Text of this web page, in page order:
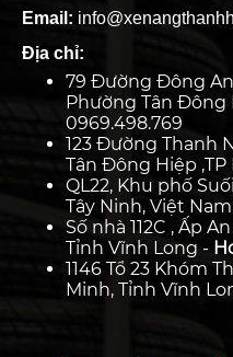
Email:
Địa chỉ:
79 Đường Đông
Phường Tân Đông
0969.498.769
123 Đường Thanh
Tân Đông Hiệp ,TP
QL22, Khu phố
Tây Ninh, Việt
Số nhà 112C , Ấp
Tỉnh Vĩnh Long -
1146 Tổ 23 Khóm
Minh, Tỉnh Vĩnh